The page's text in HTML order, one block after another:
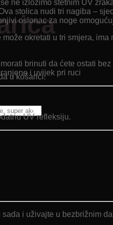
u košarici.
ne izložimo štetnim UV
stolica nudi tri nagiba –
oslonac za noge
okretati u tri smjera,
brinuti da ćete ostati
i uvijek pri ruci
UV refleksiju.
i uživajte u bezbrižnim